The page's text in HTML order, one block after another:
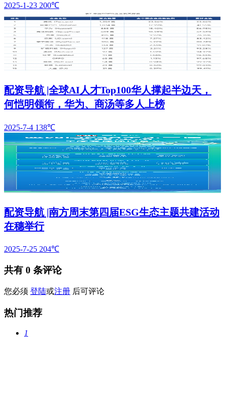
2025-1-23 200℃
配资导航 |全球AI人才Top100华人撑起半边天，
何恺明领衔，华为、商汤等多人上榜
2025-7-4 138℃
配资导航 |南方周末第四届ESG生态主题共建活动
在穗举行
2025-7-25 204℃
共有 0 条评论
您必须 登陆或注册 后可评论
热门推荐
1